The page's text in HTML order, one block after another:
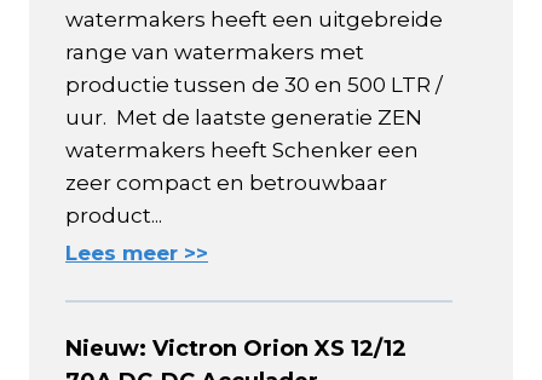
watermakers heeft een uitgebreide
range van watermakers met
productie tussen de 30 en 500 LTR /
uur. Met de laatste generatie ZEN
watermakers heeft Schenker een
zeer compact en betrouwbaar
product...
Lees meer >>
Nieuw: Victron Orion XS 12/12